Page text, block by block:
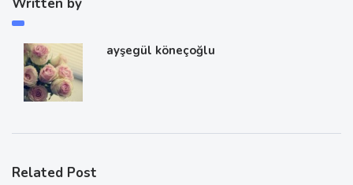
ayşegül köneçoğlu
Related Post